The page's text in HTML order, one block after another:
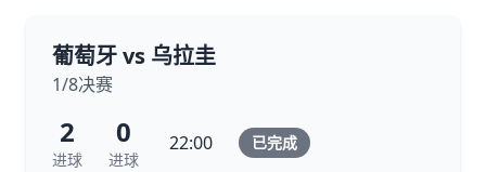
葡萄牙 vs 乌拉圭
1/8决赛
2
进球
0
进球
22:00 已完成